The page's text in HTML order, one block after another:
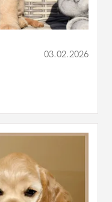
03.02.2026